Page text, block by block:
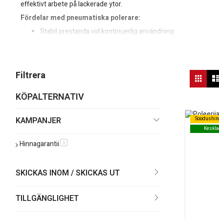
effektivt arbete på lackerade ytor.
Fördelar med pneumatiska polerare:
Stabil prestanda vid kontinuerlig användning
Visa
som
Rutnät
Filtrera
KÖPALTERNATIV
KAMPANJER
Hinnagarantii 1
SKICKAS INOM / SKICKAS UT
TILLGÄNGLIGHET